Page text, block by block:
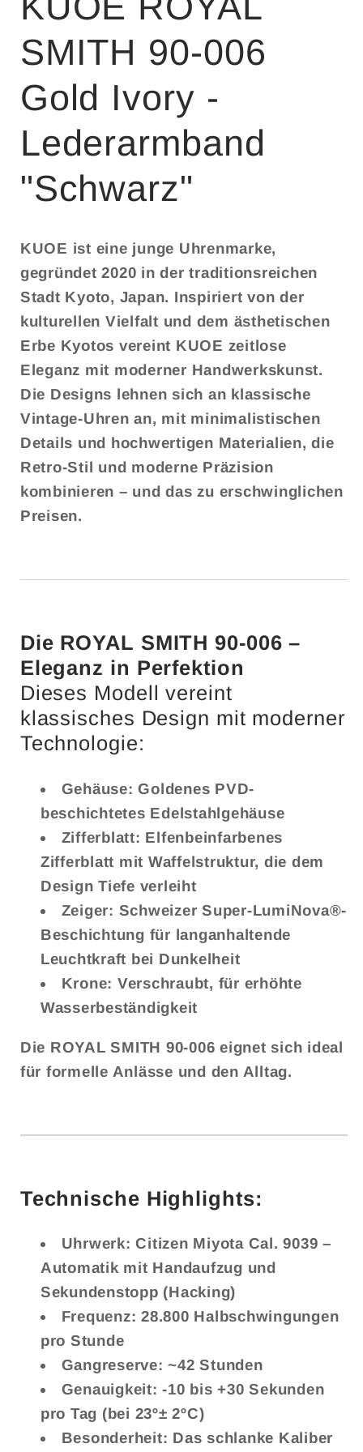
SMITH 90-006
Gold Ivory -
Lederarmband
"Schwarz"
KUOE ist eine junge Uhrenmarke,
gegründet 2020 in der traditionsreichen
Stadt Kyoto, Japan. Inspiriert von der
kulturellen Vielfalt und dem ästhetischen
Erbe Kyotos vereint KUOE zeitlose
Eleganz mit moderner Handwerkskunst.
Die Designs lehnen sich an klassische
Vintage-Uhren an, mit minimalistischen
Details und hochwertigen Materialien, die
Retro-Stil und moderne Präzision
kombinieren – und das zu erschwinglichen
Preisen.
Die ROYAL SMITH 90-006 –
Eleganz in Perfektion
Dieses Modell vereint
klassisches Design mit moderner
Technologie:
Gehäuse: Goldenes PVD-
beschichtetes Edelstahlgehäuse
Zifferblatt: Elfenbeinfarbenes
Zifferblatt mit Waffelstruktur, die dem
Design Tiefe verleiht
Zeiger: Schweizer Super-LumiNova®-
Beschichtung für langanhaltende
Leuchtkraft bei Dunkelheit
Krone: Verschraubt, für erhöhte
Wasserbeständigkeit
Die ROYAL SMITH 90-006 eignet sich ideal
für formelle Anlässe und den Alltag.
Technische Highlights:
Uhrwerk: Citizen Miyota Cal. 9039 –
Automatik mit Handaufzug und
Sekundenstopp (Hacking)
Frequenz: 28.800 Halbschwingungen
pro Stunde
Gangreserve: ~42 Stunden
Genauigkeit: -10 bis +30 Sekunden
pro Tag (bei 23º± 2ºC)
Besonderheit: Das schlanke Kaliber